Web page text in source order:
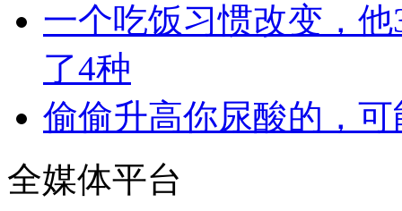
一个吃饭习惯改变，
了4种
偷偷升高你尿酸的，
全媒体平台